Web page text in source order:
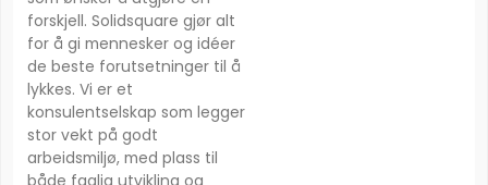
forskjell. Solidsquare gjør alt
for å gi mennesker og idéer
de beste forutsetninger til å
lykkes. Vi er et
konsulentselskap som legger
stor vekt på godt
arbeidsmiljø, med plass til
både faglig utvikling og